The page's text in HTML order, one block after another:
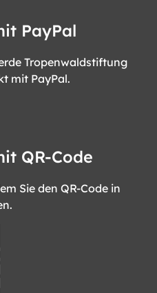
PayPal
Tropenwaldstiftung
mit PayPal.
QR-Code
Sie den QR-Code in